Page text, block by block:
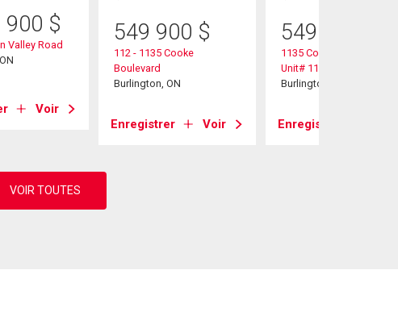
900 $
Valley Road
Voir
549 900 $
112 - 1135 Cooke
Boulevard
Burlington, ON
Enregistrer Voir
549 900
1135 Cooke Boulevard
Unit# 112
Burlington, ON
Enregistrer